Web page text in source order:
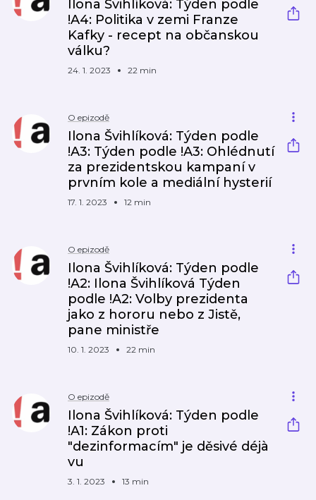
Ilona Švihlíková: Týden podle
!A4: Politika v zemi Franze
Kafky - recept na občanskou
válku?
24. 1. 2023 22 min
O epizodě
Ilona Švihlíková: Týden podle
!A3: Týden podle !A3: Ohlédnutí
za prezidentskou kampaní v
prvním kole a mediální hysterií
17. 1. 2023 12 min
O epizodě
Ilona Švihlíková: Týden podle
!A2: Ilona Švihlíková Týden
podle !A2: Volby prezidenta
jako z hororu nebo z Jistě,
pane ministře
10. 1. 2023 22 min
O epizodě
Ilona Švihlíková: Týden podle
!A1: Zákon proti
"dezinformacím" je děsivé déjà
vu
3. 1. 2023 13 min